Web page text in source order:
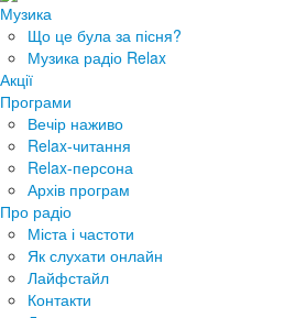
Музика
Що це була за пісня?
Музика радіо Relax
Акції
Програми
Вечір наживо
Relax-читання
Relax-персона
Архів програм
Про радіо
Міста і частоти
Як слухати онлайн
Лайфстайл
Контакти